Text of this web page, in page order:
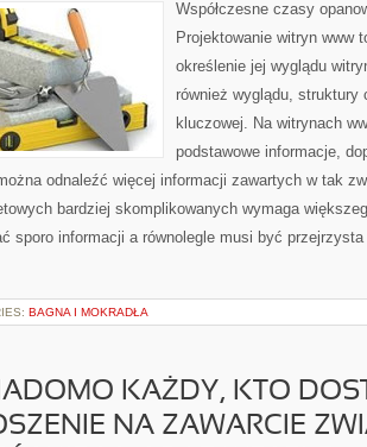
Współczesne czasy
Projektowanie witryn www
określenie jej wyglądu
również wyglądu,
kluczowej. Na witrynach
podstawowe informacje,
odnaleźć więcej informacji zawartych w tak
bardziej skomplikowanych wymaga
sporo informacji a równolegle musi być
BAGNA I MOKRADŁA
KAŻDY, KTO
NA ZAWARCIE